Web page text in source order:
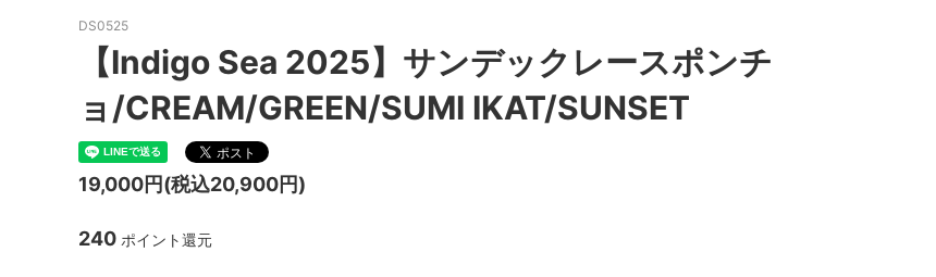
DS0525
【Indigo Sea 2025】サンデックレースポンチ
ョ/CREAM/GREEN/SUMI IKAT/SUNSET
19,000円(税込20,900円)
240 ポイント還元